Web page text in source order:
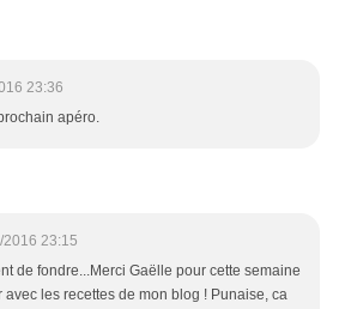
23:36
apéro.
2016 23:15
de fondre...Merci Gaëlle pour cette semaine
les recettes de mon blog ! Punaise, ca